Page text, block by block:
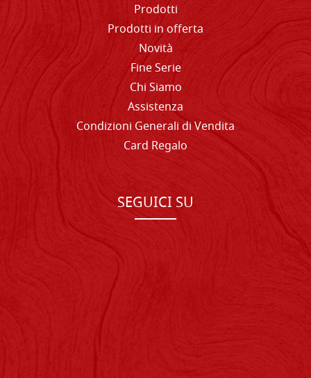
Prodotti
Prodotti in offerta
Novità
Fine Serie
Chi Siamo
Assistenza
Condizioni Generali di Vendita
Card Regalo
SEGUICI SU